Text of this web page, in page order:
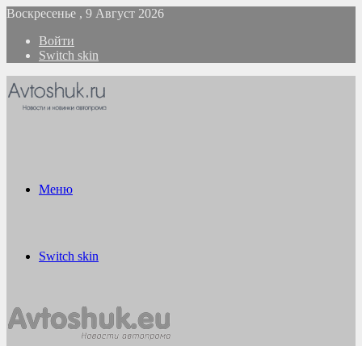
Воскресенье , 9 Август 2026
Войти
Switch skin
Меню
Switch skin